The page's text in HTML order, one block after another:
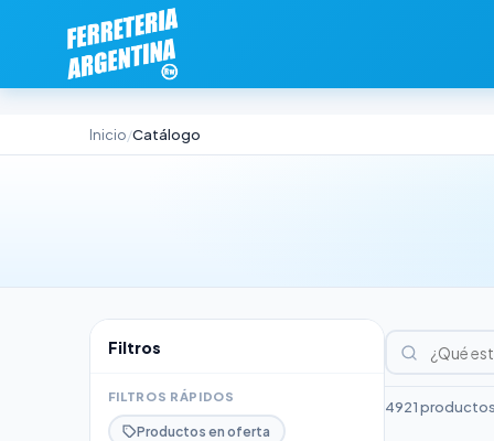
Inicio/Catálogo
Filtros
FILTROS RÁPIDOS
Productos en oferta
4921